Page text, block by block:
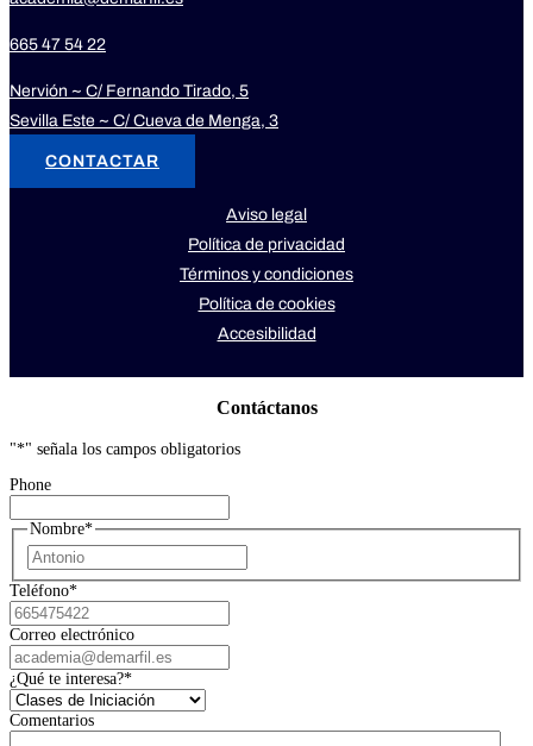
665 47 54 22
Nervión ~ C/ Fernando Tirado, 5
Sevilla Este ~ C/ Cueva de Menga, 3
CONTACTAR
Aviso legal
Política de privacidad
Términos y condiciones
Política de cookies
Accesibilidad
Contáctanos
"*" señala los campos obligatorios
Phone
Nombre*
Nombre
Teléfono*
Correo electrónico
¿Qué te interesa?*
Comentarios